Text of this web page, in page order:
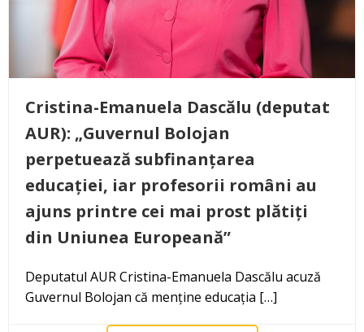
Cristina-Emanuela Dascălu (deputat
AUR): „Guvernul Bolojan
perpetuează subfinanțarea
educației, iar profesorii români au
ajuns printre cei mai prost plătiți
din Uniunea Europeană”
Deputatul AUR Cristina-Emanuela Dascălu acuză
Guvernul Bolojan că menține educația […]